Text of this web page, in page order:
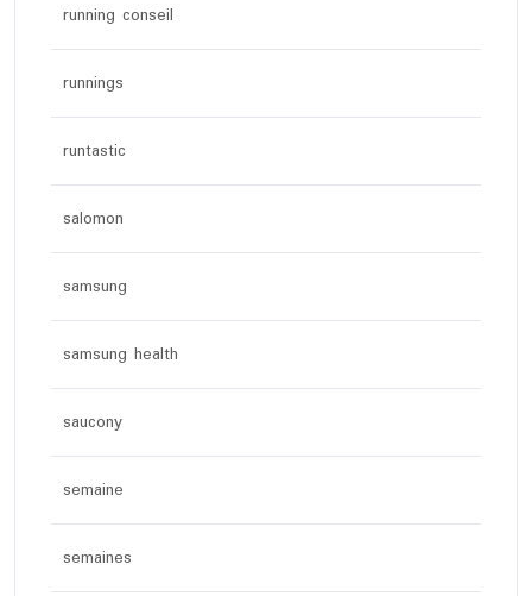
running conseil
runnings
runtastic
salomon
samsung
samsung health
saucony
semaine
semaines